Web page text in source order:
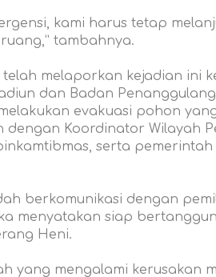
kami harus tetap
tambahnya.
telah melaporkan kejadian ini
dan Badan
evakuasi pohon
dengan Koordinator Wilayah
serta
berkomunikasi dengan
menyatakan siap
Heni.
yang mengalami kerusakan